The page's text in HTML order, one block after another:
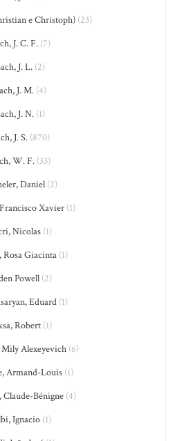
e Christoph) (23)
J. C. F.(7)
J. L. (2)
J. M. (4)
J. N. (1)
J. S.(870)
W. F. (33)
Daniel(2)
Xavier(1)
Nicolas (1)
Rosa Giacinta (1)
Powell(2)
Eduard(1)
Robert (1)
Alexeyevich(6)
Armand-Louis(1)
Claude-Bénigne(4)
Ignacio (1)